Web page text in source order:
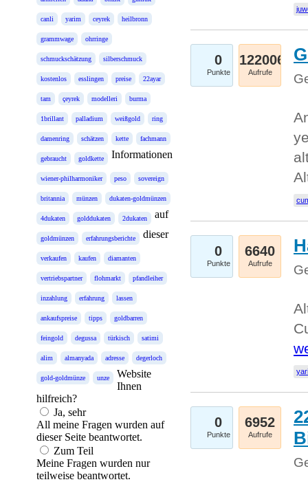
canli yarim ceyrek heilbronn
grammwage ohrringe
schmuckschätzung silberschmuck
kostenlos esslingen preise 22ayar
tam çeyrek modelleri burma
1brillant palladium weißgold ring
damenring schätzen kette fachmann
gebraucht goldkette
wiener-philharmoniker peso sovereign
britannia münzen dukaten-goldmünzen
4dukaten golddukaten 2dukaten
goldmünzen erfahrungsberichte
verkaufen kaufen diamanten
vertriebspartner flohmarkt pfandleiher
inzahlung erfahrung lassen
ankaufspreise tipps goldbarren
feingold degussa türkisch satimi
alim almanyada adresse degerloch
gold-goldmünze unze
Informationen
auf
dieser
Website
Ihnen
hilfreich?
Ja, sehr
All meine Fragen wurden auf
dieser Seite beantwortet.
Zum Teil
Meine Fragen wurden nur
teilweise beantwortet.
0
Punkte
122006
Aufrufe
0
Punkte
6640
Aufrufe
0
Punkte
6952
Aufrufe